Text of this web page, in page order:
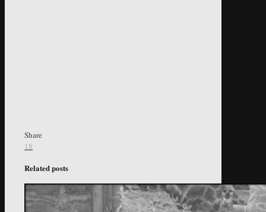
Share
18
Related posts